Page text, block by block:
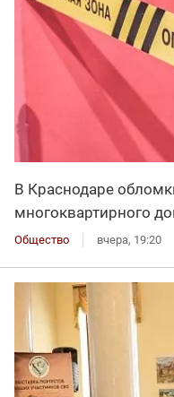
В Краснодаре
многоквартирного
Общество вчера, 19:20